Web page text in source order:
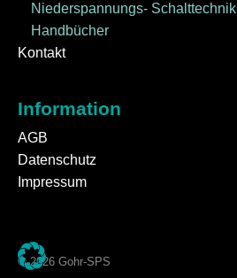
Niederspannungs- Schalttechnik
Handbücher
Kontakt
Information
AGB
Datenschutz
Impressum
© 2026 Gohr-SPS